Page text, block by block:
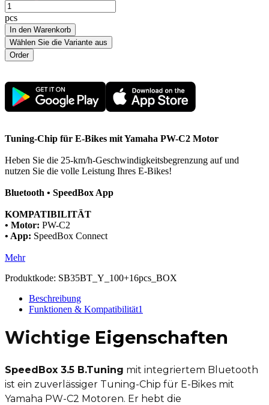
pcs
In den Warenkorb
Wählen Sie die Variante aus
Tuning-Chip für E-Bikes mit Yamaha PW-C2 Motor
Heben Sie die 25-km/h-Geschwindigkeitsbegrenzung auf und
nutzen Sie die volle Leistung Ihres E-Bikes!
Bluetooth • SpeedBox App
KOMPATIBILITÄT
• Motor: PW-C2
• App: SpeedBox Connect
Mehr
Produktkode: SB35BT_Y_100+16pcs_BOX
Beschreibung
Funktionen & Kompatibilität1
Wichtige Eigenschaften
SpeedBox 3.5 B.Tuning mit integriertem Bluetooth
ist ein zuverlässiger Tuning-Chip für E-Bikes mit
Yamaha PW-C2 Motoren. Er hebt die